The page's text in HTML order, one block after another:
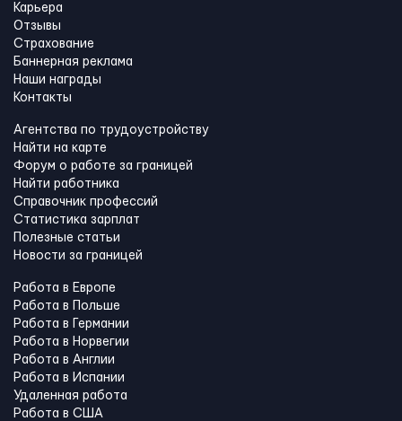
Карьера
Отзывы
Страхование
Баннерная реклама
Наши награды
Контакты
Агентства по трудоустройству
Найти на карте
Форум о работе за границей
Найти работника
Справочник профессий
Статистика зарплат
Полезные статьи
Новости за границей
Работа в Европе
Работа в Польше
Работа в Германии
Работа в Норвегии
Работа в Англии
Работа в Испании
Удаленная работа
Работа в США